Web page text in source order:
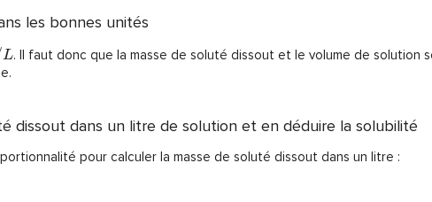
les bonnes unités
L. Il faut donc que la masse de soluté dissout et le volume de solution
dissout dans un litre de solution et en déduire la solubilité
pour calculer la masse de soluté dissout dans un litre :